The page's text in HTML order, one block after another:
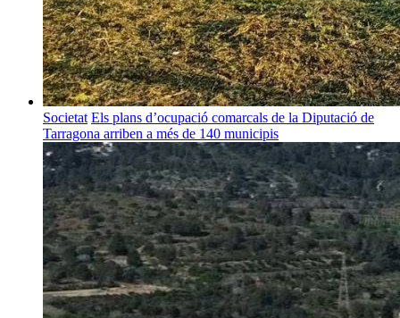
Societat Els plans d’ocupació comarcals de la Diputació de
Tarragona arriben a més de 140 municipis